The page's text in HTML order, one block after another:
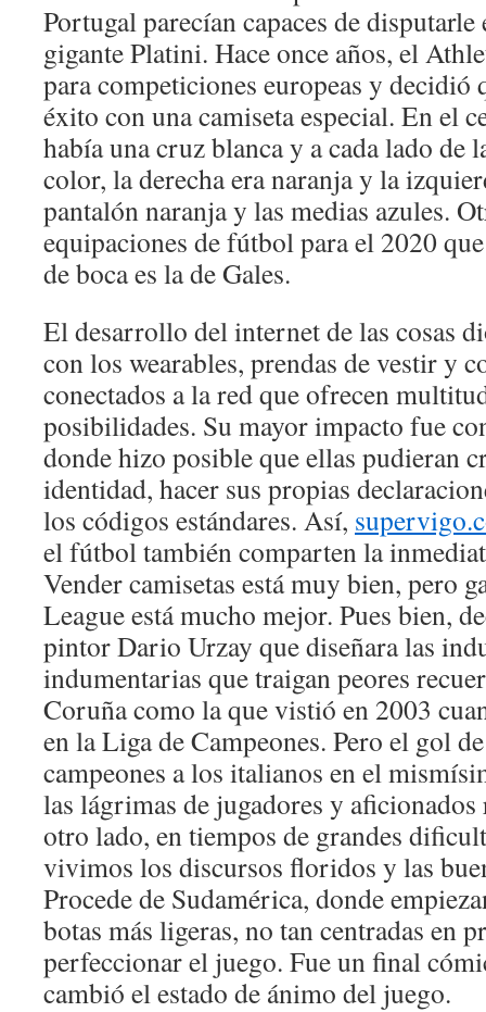
Portugal parecían capaces de
gigante Platini. Hace once años, el
para competiciones europeas y decidió
éxito con una camiseta especial. En el
había una cruz blanca y a cada lado de
color, la derecha era naranja y la
pantalón naranja y las medias azules.
equipaciones de fútbol para el 2020
de boca es la de Gales.
El desarrollo del internet de las cosas
con los wearables, prendas de vestir y
conectados a la red que ofrecen
posibilidades. Su mayor impacto fue
donde hizo posible que ellas pudieran
identidad, hacer sus propias
los códigos estándares. Así,
el fútbol también comparten la
Vender camisetas está muy bien, pero
League está mucho mejor. Pues bien,
pintor Dario Urzay que diseñara las
indumentarias que traigan peores
Coruña como la que vistió en 2003
en la Liga de Campeones. Pero el gol
campeones a los italianos en el
las lágrimas de jugadores y
otro lado, en tiempos de grandes
vivimos los discursos floridos y las
Procede de Sudamérica, donde
botas más ligeras, no tan centradas en
perfeccionar el juego. Fue un final
cambió el estado de ánimo del juego.